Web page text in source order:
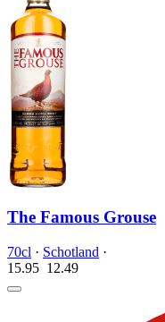
The Famous Grouse
70cl · Schotland ·
15.95 12.49